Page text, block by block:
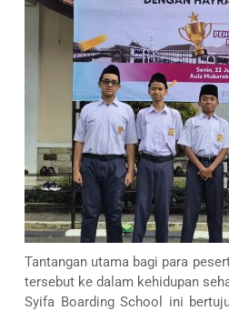
Tantangan utama bagi para
tersebut ke dalam kehidupan
Syifa Boarding School ini